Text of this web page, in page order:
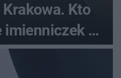
Kto
na
stadionie